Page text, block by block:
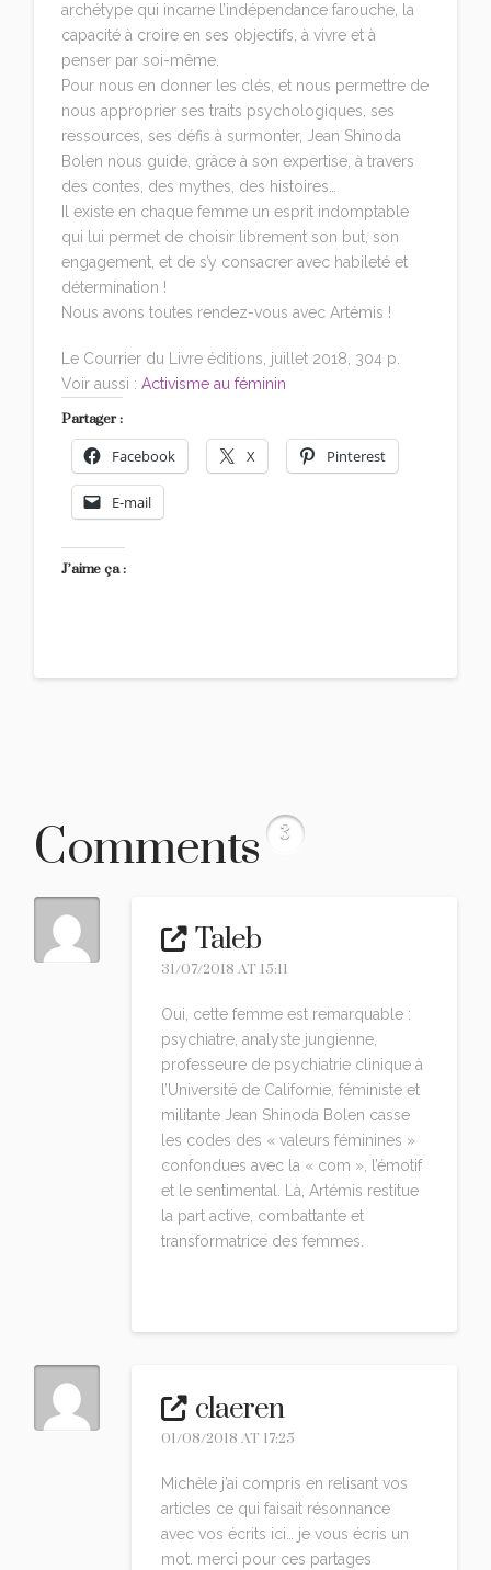
archétype qui incarne l’indépendance farouche, la
capacité à croire en ses objectifs, à vivre et à
penser par soi-même.
Pour nous en donner les clés, et nous permettre de
nous approprier ses traits psychologiques, ses
ressources, ses défis à surmonter, Jean Shinoda
Bolen nous guide, grâce à son expertise, à travers
des contes, des mythes, des histoires…
Il existe en chaque femme un esprit indomptable
qui lui permet de choisir librement son but, son
engagement, et de s’y consacrer avec habileté et
détermination !
Nous avons toutes rendez-vous avec Artémis !
Le Courrier du Livre éditions, juillet 2018, 304 p.
Voir aussi :Activisme au féminin
Partager :
Facebook X Pinterest
E-mail
J’aime ça :
Comments 3
Taleb
31/07/2018 AT 15:11
Oui, cette femme est remarquable :
psychiatre, analyste jungienne,
professeure de psychiatrie clinique à
l’Université de Californie, féministe et
militante Jean Shinoda Bolen casse
les codes des « valeurs féminines »
confondues avec la « com », l’émotif
et le sentimental. Là, Artémis restitue
la part active, combattante et
transformatrice des femmes.
claeren
01/08/2018 AT 17:25
Michèle j’ai compris en relisant vos
articles ce qui faisait résonnance
avec vos écrits ici… je vous écris un
mot. merci pour ces partages